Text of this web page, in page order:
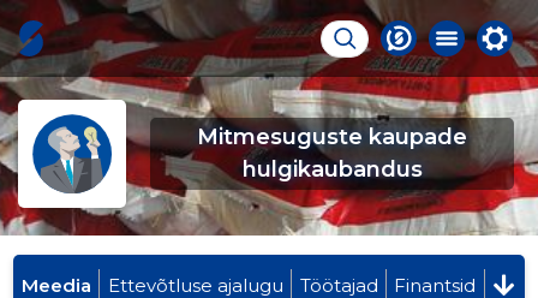
Mitmesuguste kaupade
hulgikaubandus
Meedia Ettevõtluse ajalugu Töötajad Finantsid